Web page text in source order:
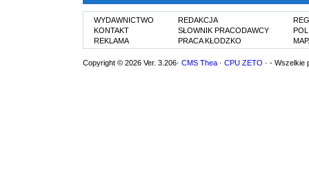
WYDAWNICTWO
KONTAKT
REKLAMA
REDAKCJA
SŁOWNIK PRACODAWCY
PRACA KŁODZKO
Copyright © 2026 Ver. 3.206· CMS Thea · CPU ZETO · - Wszelkie